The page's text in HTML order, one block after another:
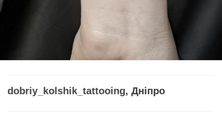
dobriy_kolshik_tattooing, Дніпро